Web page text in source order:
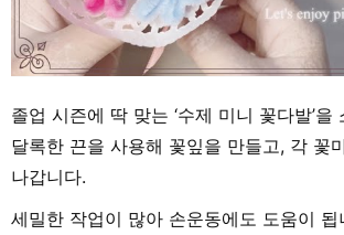
졸업 시즌에 딱 맞는 ‘수제 미니 꽃다발’을
달록한 끈을 사용해 꽃잎을 만들고, 각 꽃
나갑니다.
세밀한 작업이 많아 손운동에도 도움이 됩